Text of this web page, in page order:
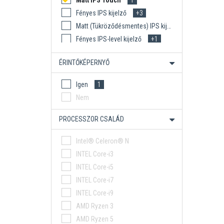
Fényes IPS kijelző
+3
Matt (Tükröződésmentes) IPS kijelző
Fényes IPS-level kijelző
+1
Matt (Tükröződésmentes) IPS-level kijelző
Fényes OLED kijelző
ÉRINTŐKÉPERNYŐ
Igen
1
Nem
PROCESSZOR CSALÁD
Intel® Celeron® N
INTEL Core-i3
INTEL Core-i5
INTEL Core-i7
INTEL Core-i9
AMD Ryzen 3
AMD Ryzen 5